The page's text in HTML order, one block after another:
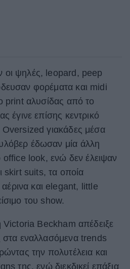
οι ψηλές, leopard, peep
φορέματα και midi
print αλυσίδας από το
έγινε επίσης κεντρικό
γιακάδες μέσα
έδωσαν μία άλλη
office look, ενώ δεν έλειψαν
skirt suits, τα οποία
και elegant, little
του show.
Victoria Beckham απέδειξε
στα εναλλασόμενα trends
την πολυτέλεια και
της, ενώ διεκδικεί επάξια